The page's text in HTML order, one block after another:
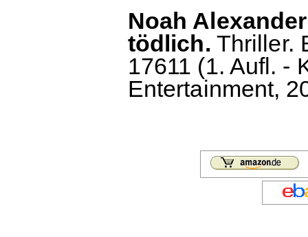
Noah
tödlich. Thriller.
17611 (1. Aufl. -
Entertainment,